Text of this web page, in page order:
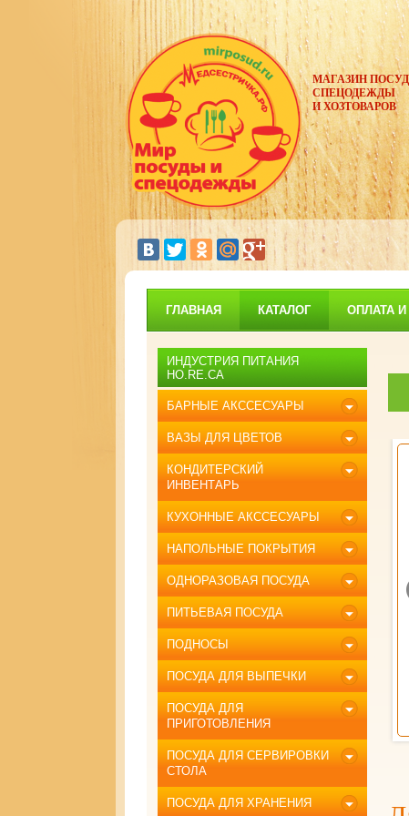
МАГАЗИН
СПЕЦОДЕЖДЫ
И ХОЗТОВАРОВ
ГЛАВНАЯ КАТАЛОГ ОПЛАТА
ИНДУСТРИЯ ПИТАНИЯ
HO.RE.CA
БАРНЫЕ АКССЕСУАРЫ
ВАЗЫ ДЛЯ ЦВЕТОВ
КОНДИТЕРСКИЙ
ИНВЕНТАРЬ
КУХОННЫЕ АКССЕСУАРЫ
НАПОЛЬНЫЕ ПОКРЫТИЯ
ОДНОРАЗОВАЯ ПОСУДА
ПИТЬЕВАЯ ПОСУДА
ПОДНОСЫ
ПОСУДА ДЛЯ ВЫПЕЧКИ
ПОСУДА ДЛЯ
ПРИГОТОВЛЕНИЯ
ПОСУДА ДЛЯ СЕРВИРОВКИ
СТОЛА
ПОСУДА ДЛЯ ХРАНЕНИЯ
Блюдо 38см фарфор Новый год
Цена:3700,00